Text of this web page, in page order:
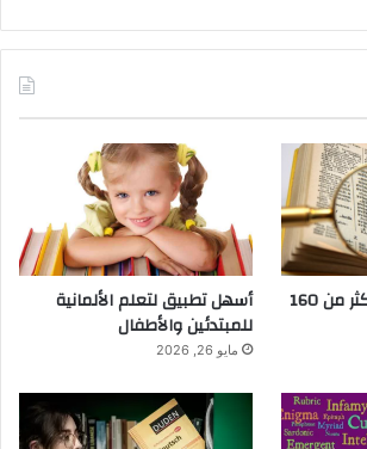
أسهل تطبيق لتعلّم أكثر من 160
أسهل تطبيق لتعلم الألمانية
للمبتدئين والأطفال
مايو 26, 2026